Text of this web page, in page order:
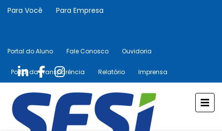
Para Você Para Empresa
Portal do Aluno Fale Conosco Ouvidoria
Portal da Transparência Relatório Imprensa